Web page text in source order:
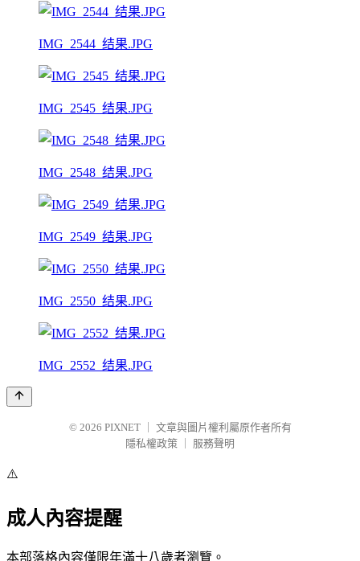
IMG_2544_结果.JPG
IMG_2545_结果.JPG
IMG_2548_结果.JPG
IMG_2549_结果.JPG
IMG_2550_结果.JPG
IMG_2552_结果.JPG
© 2026 PIXNET
文章與圖片權利屬原作者所有
隱私權政策
服務聲明
⚠️
成人內容提醒
本部落格內容僅限年滿十八歲者瀏覽。